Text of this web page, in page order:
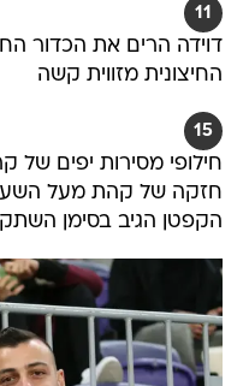
11
דוידה הרים את הכדור
החיצונית מזווית קשה
15
חילופי מסירות יפים של
חזקה של קהת מעל
הקפטן הגיב בסימן